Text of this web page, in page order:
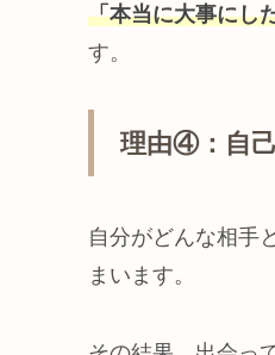
「本当に大事にし
す。
理由④：自
自分がどんな相手
まいます。